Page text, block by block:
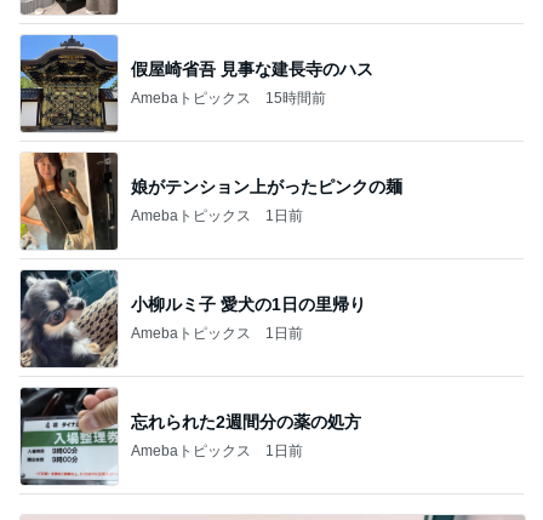
假屋崎省吾 見事な建長寺のハス
Amebaトピックス 15時間前
娘がテンション上がったピンクの麺
Amebaトピックス 1日前
小柳ルミ子 愛犬の1日の里帰り
Amebaトピックス 1日前
忘れられた2週間分の薬の処方
Amebaトピックス 1日前